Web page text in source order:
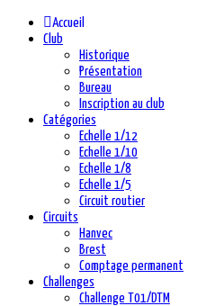
Accueil
Club
Historique
Présentation
Bureau
Inscription au club
Catégories
Echelle 1/12
Echelle 1/10
Echelle 1/8
Echelle 1/5
Circuit routier
Circuits
Hanvec
Brest
Comptage permanent
Challenges
Challenge T01/DTM
précédente
précédent
suivante
suivant